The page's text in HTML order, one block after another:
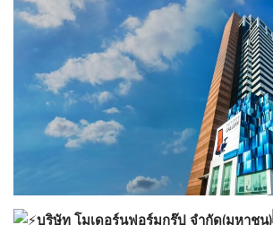
บริษัท โมเดอร์นฟอร์มกรุ๊ป จำกัด(มหาชน)